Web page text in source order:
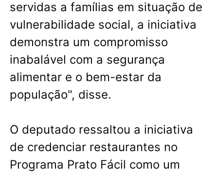
servidas a famílias em situação de
vulnerabilidade social, a iniciativa
demonstra um compromisso
inabalável com a segurança
alimentar e o bem-estar da
população", disse.
O deputado ressaltou a iniciativa
de credenciar restaurantes no
Programa Prato Fácil como um